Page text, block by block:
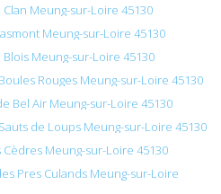
Meung-sur-Loire 45130
Meung-sur-Loire 45130
Meung-sur-Loire 45130
Rouges Meung-sur-Loire 45130
Bel Air Meung-sur-Loire 45130
de Loups Meung-sur-Loire 45130
Meung-sur-Loire 45130
Pres Culands Meung-sur-Loire